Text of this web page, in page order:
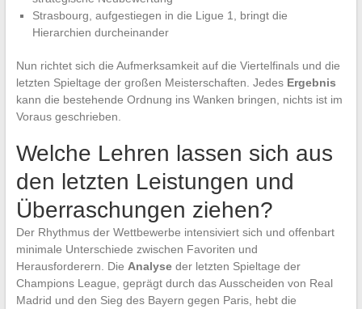
Strasbourg, aufgestiegen in die Ligue 1, bringt die
Hierarchien durcheinander
Nun richtet sich die Aufmerksamkeit auf die Viertelfinals und die
letzten Spieltage der großen Meisterschaften. Jedes Ergebnis
kann die bestehende Ordnung ins Wanken bringen, nichts ist im
Voraus geschrieben.
Welche Lehren lassen sich aus
den letzten Leistungen und
Überraschungen ziehen?
Der Rhythmus der Wettbewerbe intensiviert sich und offenbart
minimale Unterschiede zwischen Favoriten und
Herausforderern. Die Analyseder letzten Spieltage der
Champions League, geprägt durch das Ausscheiden von Real
Madrid und den Sieg des Bayern gegen Paris, hebt die